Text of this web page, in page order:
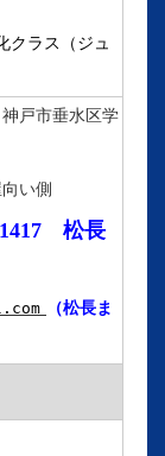
クラス（ジュ
戸市垂水区学
い側
松長
（松長ま